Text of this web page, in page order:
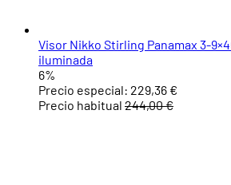
Visor Nikko Stirling Panamax 3-
iluminada
6%
Precio especial: 229,36 €
Precio habitual 244,00 €